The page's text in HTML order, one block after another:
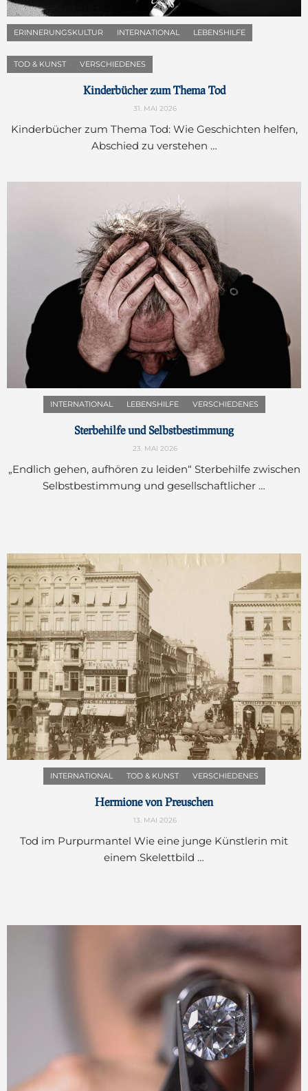
ERINNERUNGSKULTUR INTERNATIONAL LEBENSHILFE
TOD & KUNST VERSCHIEDENES
Kinderbücher zum Thema Tod
31. MAI 2026
Kinderbücher zum Thema Tod: Wie Geschichten helfen,
Abschied zu verstehen …
INTERNATIONAL LEBENSHILFE VERSCHIEDENES
Sterbehilfe und Selbstbestimmung
23. MAI 2026
„Endlich gehen, aufhören zu leiden“ Sterbehilfe zwischen
Selbstbestimmung und gesellschaftlicher …
INTERNATIONAL TOD & KUNST VERSCHIEDENES
Hermione von Preuschen
13. MAI 2026
Tod im Purpurmantel Wie eine junge Künstlerin mit
einem Skelettbild …